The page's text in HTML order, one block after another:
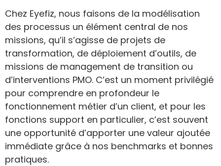
Chez Eyefiz, nous faisons de la modélisation
des processus un élément central de nos
missions, qu’il s’agisse de projets de
transformation, de déploiement d’outils, de
missions de management de transition ou
d’interventions PMO. C’est un moment privilégié
pour comprendre en profondeur le
fonctionnement métier d’un client, et pour les
fonctions support en particulier, c’est souvent
une opportunité d’apporter une valeur ajoutée
immédiate grâce à nos benchmarks et bonnes
pratiques.